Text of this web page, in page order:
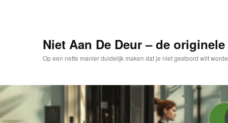
Niet Aan De Deur – de
Op een nette manier duidelijk maken dat je niet gestoord wilt